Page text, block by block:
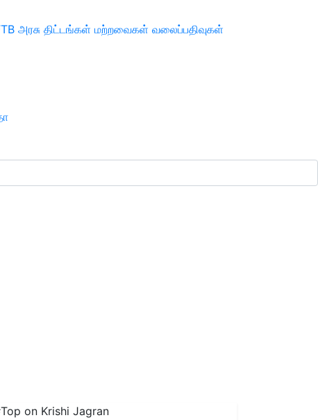
அரசு திட்டங்கள் மற்றவைகள் வலைப்பதிவுகள்
on Krishi Jagran